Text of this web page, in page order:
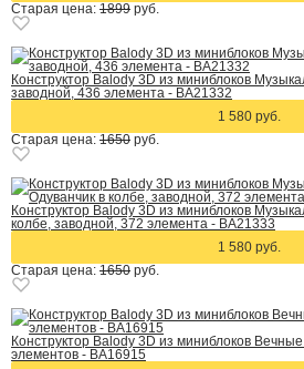
Старая цена: 1899 руб.
Конструктор Balody 3D из миниблоков
заводной, 436 элемента - BA21332
1 580 руб.
Старая цена: 1650 руб.
Конструктор Balody 3D из миниблоков
колбе, заводной, 372 элемента - BA21333
1 580 руб.
Старая цена: 1650 руб.
Конструктор Balody 3D из миниблоков
элементов - BA16915